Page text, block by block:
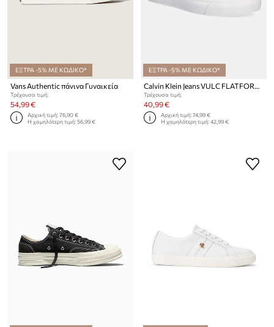
ΕΞΤΡΑ -5% ΜΕ ΚΩΔΙΚΟ*
Vans Authentic πάνινα Γυναικεία
Τρέχουσα τιμή:
54,99 €
Αρχική τιμή:76,90 €
Η χαμηλότερη τιμή:56,99 €
ΕΞΤΡΑ -5% ΜΕ ΚΩΔΙΚΟ*
Calvin Klein Jeans VULC FLATFORM LOW CV MG πάνινα sneakers Γυναικεία
Τρέχουσα τιμή:
40,99 €
Αρχική τιμή:74,99 €
Η χαμηλότερη τιμή:42,99 €